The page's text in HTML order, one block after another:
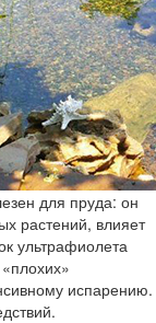
для пруда: он
растений, влияет
ультрафиолета
испарению.